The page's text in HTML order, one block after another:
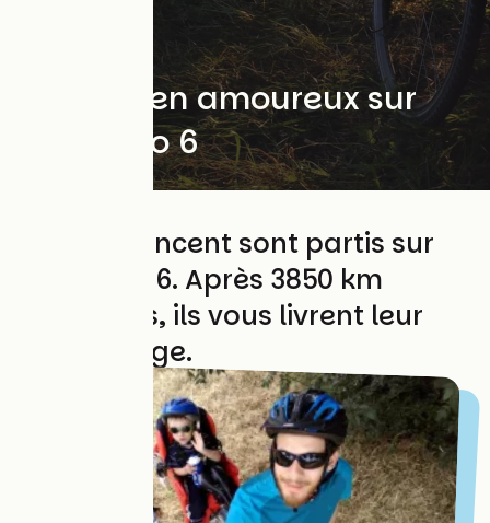
Voyage en amoureux sur
l'Eurovelo 6
Laura & Vincent sont partis sur
l'EuroVelo 6. Après 3850 km
parcourus, ils vous livrent leur
témoignage.